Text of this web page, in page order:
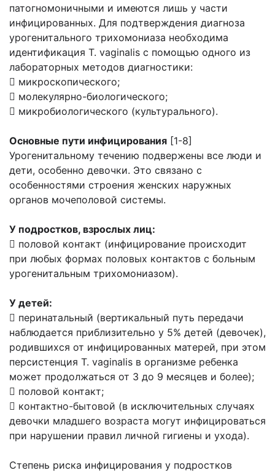
патогномоничными и имеются лишь у части
инфицированных. Для подтверждения диагноза
урогенитального трихомониаза необходима
идентификация T. vaginalis с помощью одного из
лабораторных методов диагностики:
 микроскопического;
 молекулярно-биологического;
 микробиологического (культурального).
Основные пути инфицирования [1-8]
Урогенитальному течению подвержены все люди и
дети, особенно девочки. Это связано с
особенностями строения женских наружных
органов мочеполовой системы.
У подростков, взрослых лиц:
 половой контакт (инфицирование происходит
при любых формах половых контактов с больным
урогенитальным трихомониазом).
У детей:
 перинатальный (вертикальный путь передачи
наблюдается приблизительно у 5% детей (девочек),
родившихся от инфицированных матерей, при этом
персистенция T. vaginalis в организме ребенка
может продолжаться от 3 до 9 месяцев и более);
 половой контакт;
 контактно-бытовой (в исключительных случаях
девочки младшего возраста могут инфицироваться
при нарушении правил личной гигиены и ухода).
Степень риска инфицирования у подростков